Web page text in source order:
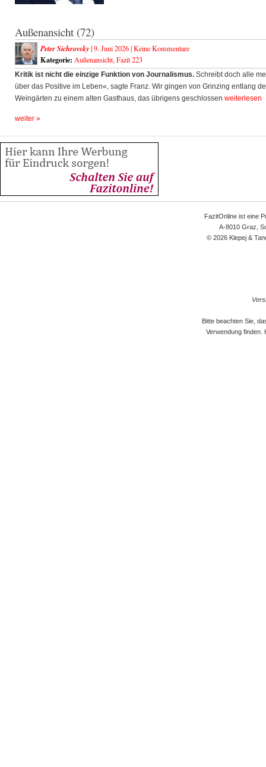
Außenansicht (72)
Peter Sichrovsky| 9. Juni 2026 |Keine Kommentare
Kategorie: Außenansicht, Fazit 223
Kritik ist nicht die einzige Funktion von Journalismus. Schreibt doch alle
über das Positive im Leben«, sagte Franz. Wir gingen von Grinzing entlang
Weingärten zu einem alten Gasthaus, das übrigens geschlossen weiterlesen
weiter »
FazitOnline ist eine
A-8010 Graz,
© 2026 Klepej &
Bitte beachten Sie,
Verwendung finden.